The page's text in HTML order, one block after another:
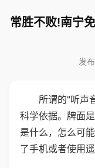
常胜不败!南宁
发
所谓的"听声
科学依据。牌面
是什么，怎么可
了手机或者使用遥